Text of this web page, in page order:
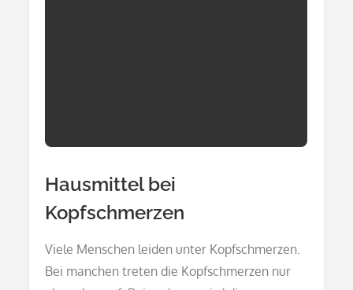
Hausmittel bei
Kopfschmerzen
Viele Menschen leiden unter Kopfschmerzen.
Bei manchen treten die Kopfschmerzen nur